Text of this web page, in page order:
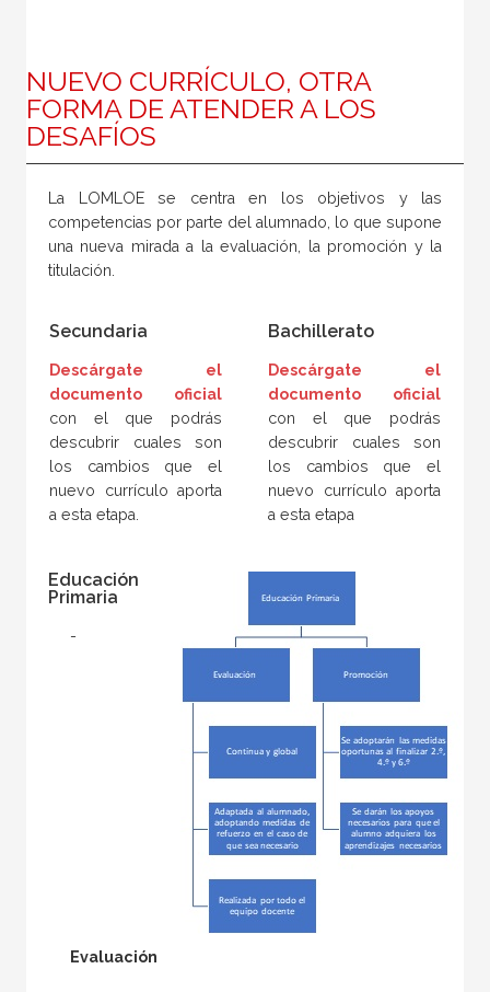
NUEVO CURRÍCULO, OTRA
FORMA DE ATENDER A LOS
DESAFÍOS
La LOMLOE se centra en los objetivos y las
competencias por parte del alumnado, lo que supone
una nueva mirada a la evaluación, la promoción y la
titulación.
Secundaria
Descárgate el
documento oficial
con el que podrás
descubrir cuales son
los cambios que el
nuevo currículo aporta
a esta etapa.
Bachillerato
Descárgate el
documento oficial
con el que podrás
descubrir cuales son
los cambios que el
nuevo currículo aporta
a esta etapa
Educación
Primaria
-
Evaluación